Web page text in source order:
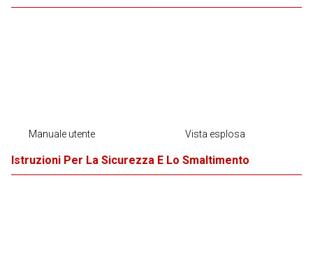
Manuale utente Vista esplosa
Istruzioni Per La Sicurezza E Lo Smaltimento